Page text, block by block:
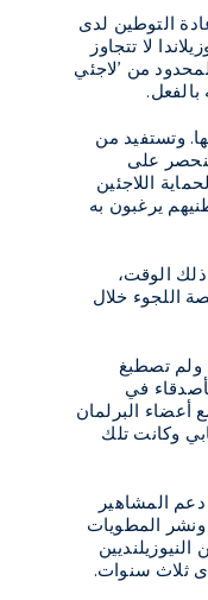
التوطين لدى
لا تتجاوز
من ’لاجئي
وتستفيد من
على
اللاجئين
يرغبون به
ثلاثين سنة الماضية. وفي ذلك الوقت،
حصة اللجوء خلال
ولم تصطبغ
في
أعضاء البرلمان
وكانت تلك
دعم المشاهير
ونشر المطويات
الحملة، وقبل وصول أزمة الهجرة إلى أوروبا، أظهرت إحدى دراسات استطلاع الرأي أنَّ 53% من النيوزيلنديين